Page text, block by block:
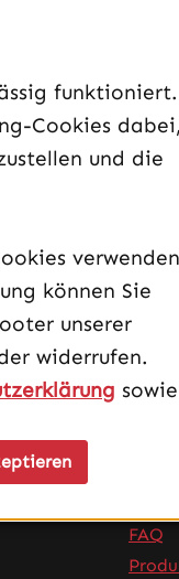
FAQ
funktioniert.
Cookies dabei,
und die
verwenden
können Sie
unserer
widerrufen.